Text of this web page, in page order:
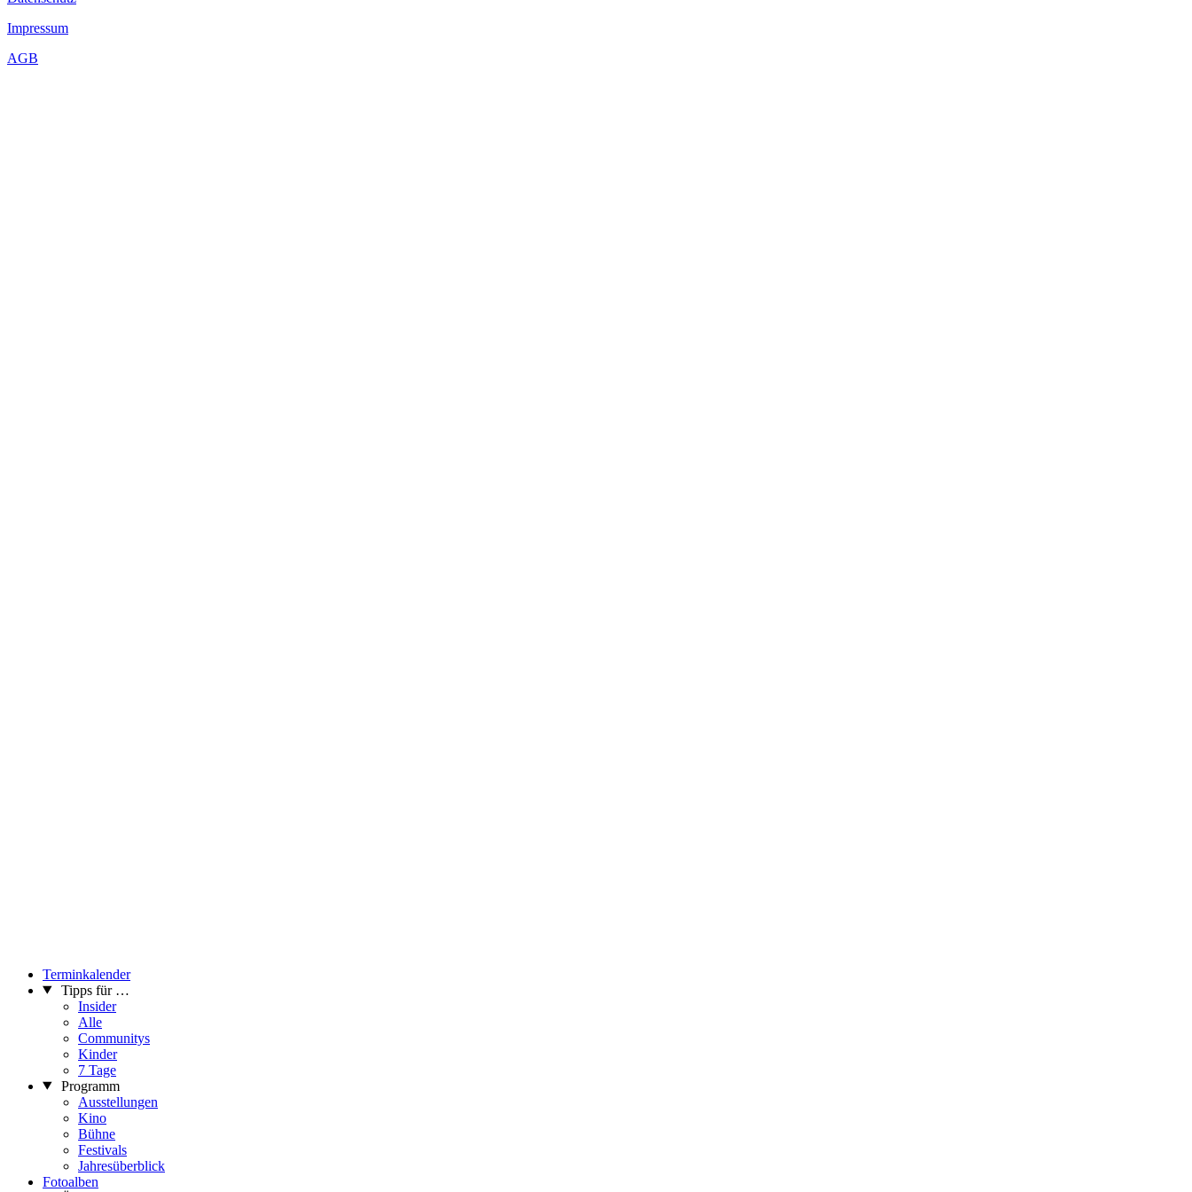
Impressum
AGB
Terminkalender
Tipps für …
Insider
Alle
Communitys
Kinder
7 Tage
Programm
Ausstellungen
Kino
Bühne
Festivals
Jahresüberblick
Fotoalben